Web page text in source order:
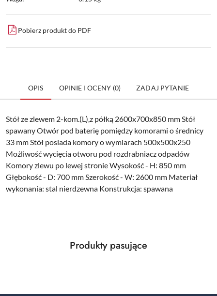
Pobierz produkt do PDF
OPIS OPINIE I OCENY (0) ZADAJ PYTANIE
Stół ze zlewem 2-kom.(L),z półką 2600x700x850 mm Stół
spawany Otwór pod baterię pomiędzy komorami o średnicy
33 mm Stół posiada komory o wymiarach 500x500x250
Możliwość wycięcia otworu pod rozdrabniacz odpadów
Komory zlewu po lewej stronie Wysokość - H: 850 mm
Głębokość - D: 700 mm Szerokość - W: 2600 mm Materiał
wykonania: stal nierdzewna Konstrukcja: spawana
Pomiń karuzelę produktów
Produkty
Produkty pasujące